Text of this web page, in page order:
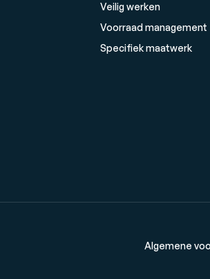
Veilig werken
Voorraad management
Specifiek maatwerk
Algemene